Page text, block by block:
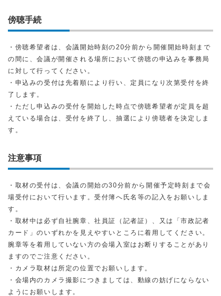
傍聴手続
・傍聴希望者は、会議開始時刻の20分前から開催開始時刻まで
の間に、会議が開催される場所において傍聴の申込みを事務局
に対して行ってください。
・申込みの受付は先着順により行い、定員になり次第受付を終
了します。
・ただし申込みの受付を開始した時点で傍聴希望者が定員を超
えている場合は、受付を終了し、抽選により傍聴者を決定しま
す。
注意事項
・取材の受付は、会議の開始の30分前から開催予定時刻まで会
場受付において行います。受付簿へ氏名等の記入をお願いしま
す。
・取材中は必ず自社腕章、社員証（記者証）、又は「市政記者
カード」のいずれかを見えやすいところに着用してください。
腕章等を着用していない方の会場入室はお断りすることがあり
ますのでご注意ください。
・カメラ取材は所定の位置でお願いします。
・会場内のカメラ撮影につきましては、動線の妨げにならない
ようにお願いします。